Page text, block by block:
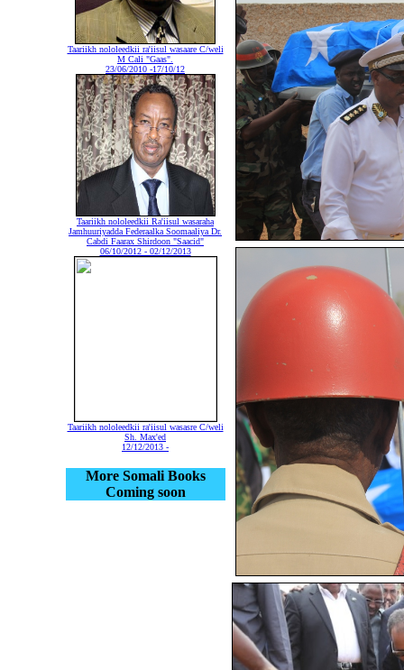
Taariikh nololeedkii ra'iisul wasaare C/weli
M Cali "Gaas".
23/06/2010 -17/10/12
Taariikh nololeedkii Ra'iisul wasaraha
Jamhuuriyadda Federaalka Soomaaliya Dr.
Cabdi Faarax Shirdoon "Saacid"
06/10/2012 - 02/12/2013
Taariikh nololeedkii ra'iisul wasasre C/weli
Sh. Max'ed
12/12/2013 -
More Somali Books
Coming soon